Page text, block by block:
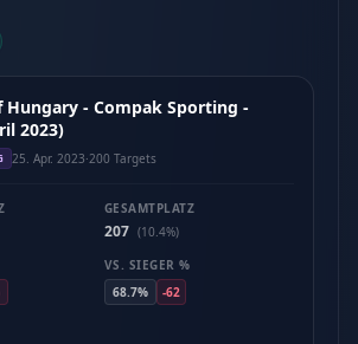
Hungary - Compak Sporting -
2023)
25. Apr. 2023·200 Targets
GESAMTPLATZ
207 (10.4%)
VS. SIEGER %
68.7%
-62